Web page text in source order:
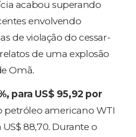
acabou superando
envolvendo
de violação do cessar-
de uma explosão
Omã.
para US$ 95,92 por
petróleo americano WTI
88,70. Durante o